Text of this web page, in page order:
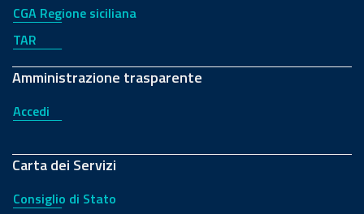
CGA Regione siciliana
TAR
Amministrazione trasparente
Accedi
Carta dei Servizi
Consiglio di Stato